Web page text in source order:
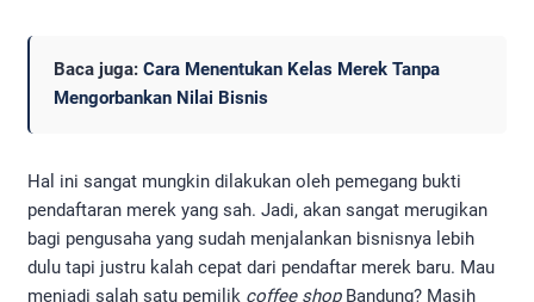
Baca juga: Cara Menentukan Kelas Merek Tanpa
Mengorbankan Nilai Bisnis
Hal ini sangat mungkin dilakukan oleh pemegang bukti
pendaftaran merek yang sah. Jadi, akan sangat merugikan
bagi pengusaha yang sudah menjalankan bisnisnya lebih
dulu tapi justru kalah cepat dari pendaftar merek baru. Mau
menjadi salah satu pemilik coffee shopBandung? Masih